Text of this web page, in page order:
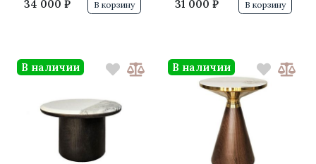
34 000 ₽ В корзину 31 000 ₽ В корзину
В наличии В наличии